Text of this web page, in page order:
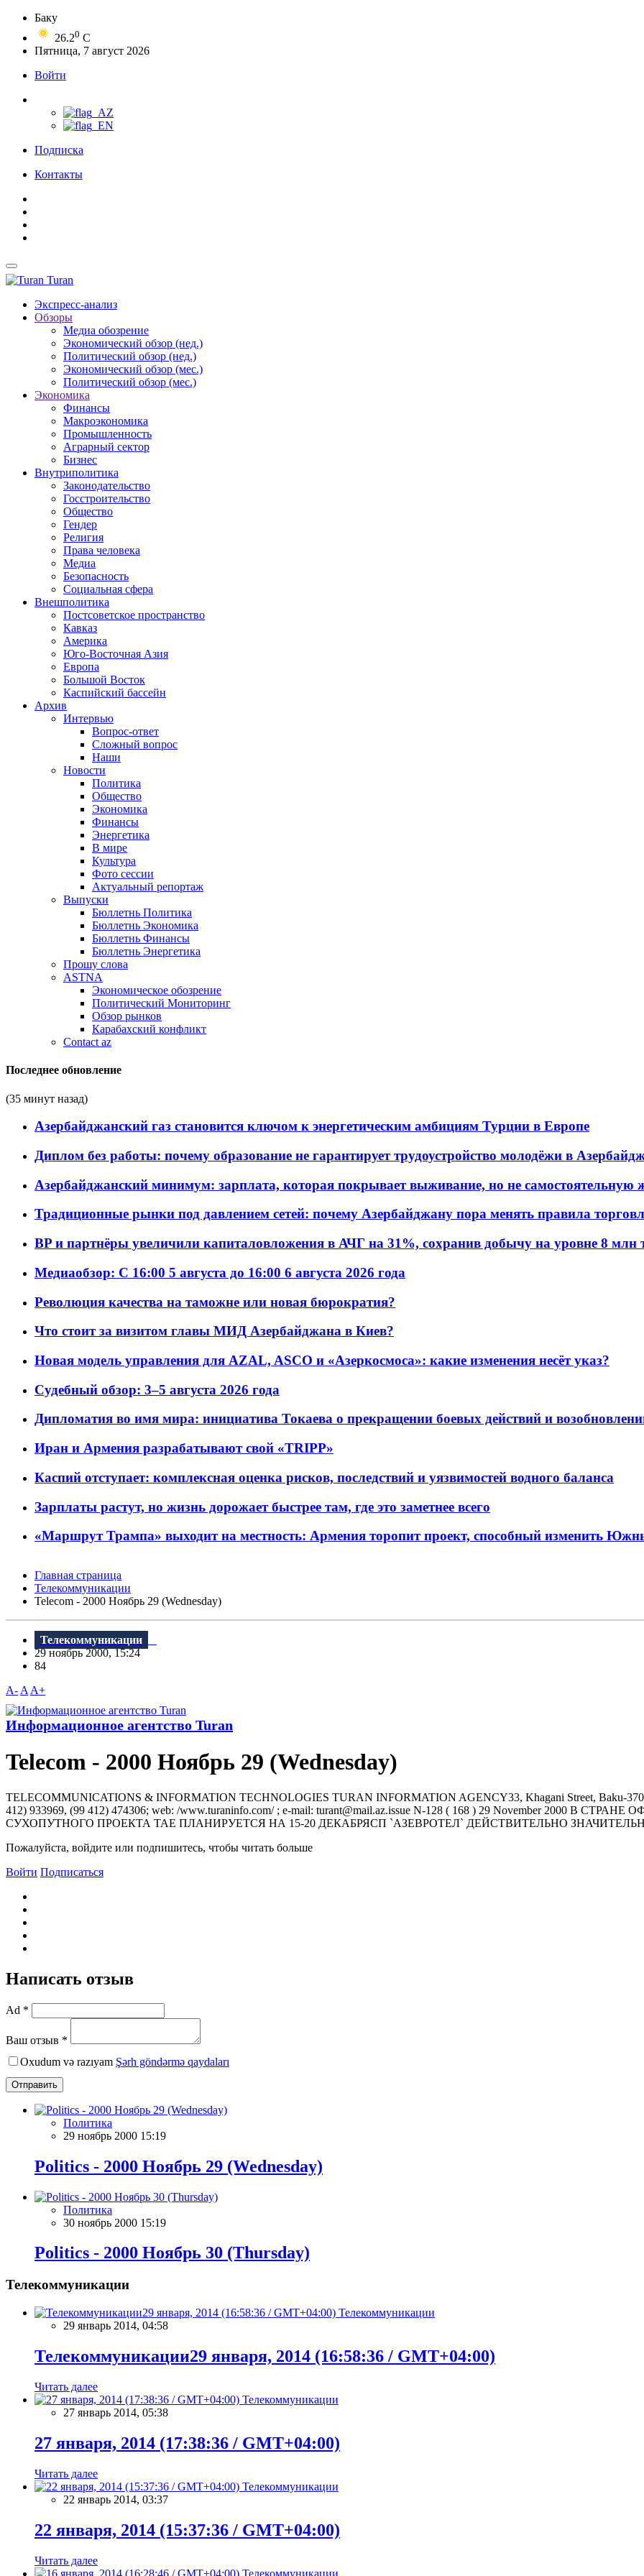
Баку
26.20 C
Пятница, 7 август 2026
Войти
Подписка
Контакты
Turan
Экспресс-анализ
Обзоры
Медиа обозрение
Экономический обзор (нед.)
Политический обзор (нед.)
Экономический обзор (мес.)
Политический обзор (мес.)
Экономика
Финансы
Макроэкономика
Промышленность
Аграрный сектор
Бизнес
Внутриполитика
Законодательство
Госстроительство
Общество
Гендер
Религия
Права человека
Медиа
Безопасность
Социальная сфера
Внешполитика
Постсоветское пространство
Кавказ
Америка
Юго-Восточная Азия
Европа
Большой Восток
Каспийский бассейн
Архив
Интервью
Вопрос-ответ
Сложный вопрос
Наши
Новости
Политика
Общество
Экономика
Финансы
Энергетика
В мире
Культура
Фото сессии
Актуальный репортаж
Выпуски
Бюллетнь Политика
Бюллетнь Экономика
Бюллетнь Финансы
Бюллетнь Энергетика
Прошу слова
ASTNA
Экономическое обозрение
Политический Мониторинг
Обзор рынков
Карабахский конфликт
Contact az
Последнее обновление
(35 минут назад)
Азербайджанский газ становится ключом к энергетическим амбициям Турции в Европе
Диплом без работы: почему образование не гарантирует трудоустройство молодёжи в
Азербайджанский минимум: зарплата, которая покрывает выживание, но не самостоятельную
Традиционные рынки под давлением сетей: почему Азербайджану пора менять правила
BP и партнёры увеличили капиталовложения в АЧГ на 31%, сохранив добычу на уровне 8 млн
Медиаобзор: С 16:00 5 августа до 16:00 6 августа 2026 года
Революция качества на таможне или новая бюрократия?
Что стоит за визитом главы МИД Азербайджана в Киев?
Новая модель управления для AZAL, ASCO и «Азеркосмоса»: какие изменения несёт указ?
Судебный обзор: 3–5 августа 2026 года
Дипломатия во имя мира: инициатива Токаева о прекращении боевых действий и
Иран и Армения разрабатывают свой «TRIPP»
Каспий отступает: комплексная оценка рисков, последствий и уязвимостей водного баланса
Зарплаты растут, но жизнь дорожает быстрее там, где это заметнее всего
«Маршрут Трампа» выходит на местность: Армения торопит проект, способный изменить
Главная страница
Телекоммуникации
Telecom - 2000 Ноябрь 29 (Wednesday)
Телекоммуникации
29 ноябрь 2000, 15:24
84
A- A A+
Информационное агентство Turan
Telecom - 2000 Ноябрь 29 (Wednesday)
TELECOMMUNICATIONS & INFORMATION TECHNOLOGIES TURAN INFORMATION AGENCY33, Khagani Street, Baku-
412) 933969, (99 412) 474306; web: /www.turaninfo.com/ ; e-mail: turant@mail.az.issue N-128 ( 168 ) 29 November 2000 В
СУХОПУТHОГО ПРОЕКТА ТАЕ ПЛАHИРУЕТСЯ НА 15-20 ДЕКАБРЯСП `АЗЕВРОТЕЛ` ДЕЙСТВИТЕЛЬHО
Пожалуйста, войдите или подпишитесь, чтобы читать больше
Войти Подписаться
Написать отзыв
Ad *
Ваш отзыв *
Oxudum və razıyam Şərh göndərmə qaydaları
Отправить
Политика
29 ноябрь 2000 15:19
Politics - 2000 Ноябрь 29 (Wednesday)
Политика
30 ноябрь 2000 15:19
Politics - 2000 Ноябрь 30 (Thursday)
Телекоммуникации
Телекоммуникации
29 январь 2014, 04:58
Телекоммуникации29 января, 2014 (16:58:36 / GMT+04:00)
Читать далее
Телекоммуникации
27 январь 2014, 05:38
27 января, 2014 (17:38:36 / GMT+04:00)
Читать далее
Телекоммуникации
22 январь 2014, 03:37
22 января, 2014 (15:37:36 / GMT+04:00)
Читать далее
Телекоммуникации